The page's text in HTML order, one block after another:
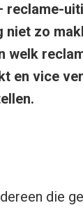
niet zo
welk
en vice
die